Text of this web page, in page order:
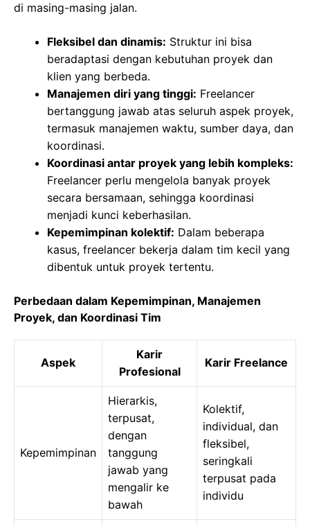
di masing-masing jalan.
Fleksibel dan dinamis: Struktur ini bisa
beradaptasi dengan kebutuhan proyek dan
klien yang berbeda.
Manajemen diri yang tinggi: Freelancer
bertanggung jawab atas seluruh aspek proyek,
termasuk manajemen waktu, sumber daya, dan
koordinasi.
Koordinasi antar proyek yang lebih kompleks:
Freelancer perlu mengelola banyak proyek
secara bersamaan, sehingga koordinasi
menjadi kunci keberhasilan.
Kepemimpinan kolektif: Dalam beberapa
kasus, freelancer bekerja dalam tim kecil yang
dibentuk untuk proyek tertentu.
Perbedaan dalam Kepemimpinan, Manajemen
Proyek, dan Koordinasi Tim
Aspek
Karir
Profesional
Karir Freelance
Kepemimpinan
Hierarkis,
terpusat,
dengan
tanggung
jawab yang
mengalir ke
bawah
Kolektif,
individual, dan
fleksibel,
seringkali
terpusat pada
individu